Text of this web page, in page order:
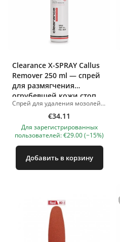
Clearance X-SPRAY Callus
Remover 250 ml — спрей
для размягчения
огрубевшей кожи стоп
Спрей для удаления мозолей Clearance X-SPRAY — профессиональный спрей для педикюра, предназначенный для быстрого размягчения огрубевшей кожи, мозолей и натоптышей на стопах. Средство помогает сделать кожу мягче и гладче без использования острых инструментов. Формула с гликолевой кислотой, 20% мочевиной, экстрактом сахарного тростника, экстрактом апельсина и витамином Е обеспечивает эффективный уход за сухой и огрубевшей кожей. Спрей удобен в использовании, подходит как для профессионального педикюра в салоне, так и для самостоятельного использования дома. Преимущества Clearance X-SPRAY: быстро размягчает огрубевшую крышку стопора; помогает удалить натоптыши и сухие участки кожи; подходит для профессионального педикюра и домашнего ухода; Для этого не требуется использование острых инструментов; удобный формат спрея; Подходит как для женщин, так и для мужчин. Активные ингредиенты: Гликолевая кислота способствует мягкому отшелушиванию ороговевших клеток кожи. Мочевина 20% — помогает смягчить и разгладить сухую, огрубевшую кожу. Экстракт сахарного тростника — природный источник AHA-кислот. Экстракт апельсина освежает кожу и помогает улучшить ощущение чистоты. Витамин Е питает, смягчает и поддерживает комфорт кожи после процедуры. Способ применения: Перед использованием встряхните бутылку. Распылите средство на огрубевшую кожу стопы. Подождите около 20 секунд. Аккуратно обработайте кожу пилочкой для педикюра или подходящим инструментом для педикюра. Тщательно смойте средство водой и высушите кожу. Для достижения наилучших результатов нанесите на ноги питательный крем. Меры предосторожности: Только для наружного применения. Изготовьте сигнал на повреждённую трубку, музыкальные капли и глаза. При повторном разражении выберите правильное использование. Хранить в недоступном для детей месте. Объём: 250 мл Изображения товаров носят иллюстративный характер. Если у вас возникнут какие-либо вопросы, мы всегда ждем вашего письма по адресу nanatallinn@gmail.com
€34.11
Для зарегистрированных
пользователей: €29.00 (−15%)
Добавить в корзину